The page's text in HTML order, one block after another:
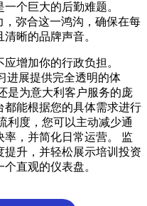
个巨大的后勤难题。
，弥合这一鸿沟，确保在每
晰的品牌声音。
增加你的行政负担。
进展提供完全透明的体
是为意大利客户服务的庞
都能根据您的具体需求进行
利度，您可以主动减少通
，并简化日常运营。 监
升，并轻松展示培训投资
直观的仪表盘。